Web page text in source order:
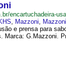
encartuchadeira-
, Mazzoni,
e prensa para
Marca: G.Mazzoni.